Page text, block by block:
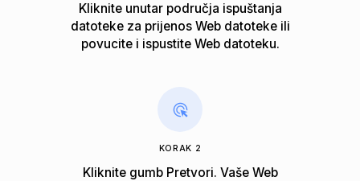
Kliknite unutar područja ispuštanja
datoteke za prijenos Web datoteke ili
povucite i ispustite Web datoteku.
KORAK 2
Kliknite gumb Pretvori. Vaše Web